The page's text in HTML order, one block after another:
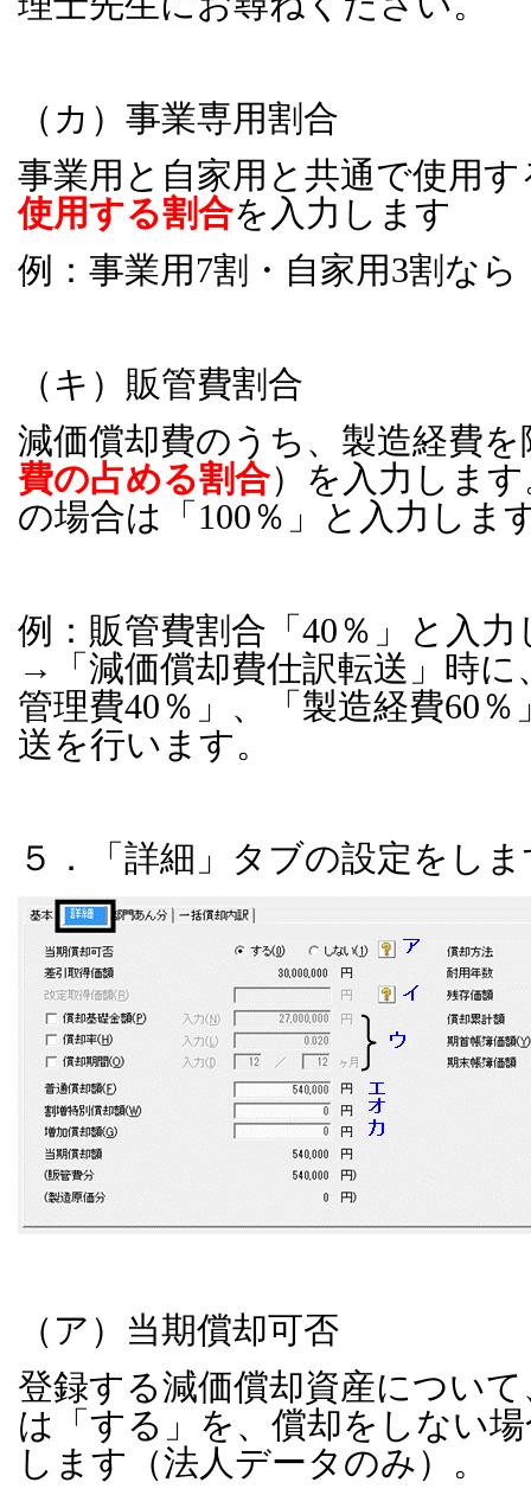
（カ）事業専用割合
事業用と自家用と共通で使用
使用する割合を入力します
例：事業用 7割・自家用3割なら
（キ）販管費割合
減価償却費のうち、製造経費
費の占める割合）を入力しま
の場合は「 100％」と入力しま
例：販管費割合「 40％」と入
→「減価償却費仕訳転送」時に
管理費40％」、「製造経費60％
送を行います。
５．「詳細」タブの設定をし
（ア）当期償却可否
登録する減価償却資産につい
は「する」を、償却をしない
します（法人データのみ）。